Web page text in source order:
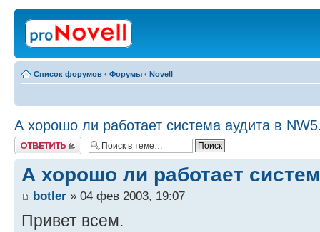
Список форумов ‹ Форумы ‹ Novell
А хорошо ли работает система аудита в
Ответить
А хорошо ли работает
botler » 04 фев 2003, 19:07
Привет всем.